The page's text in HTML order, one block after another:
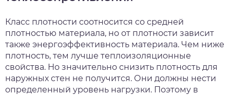
Класс плотности соотносится со средней
плотностью материала, но от плотности зависит
также энергоэффективность материала. Чем ниже
плотность, тем лучше теплоизоляционные
свойства. Но значительно снизить плотность для
наружных стен не получится. Они должны нести
определенный уровень нагрузки. Поэтому в